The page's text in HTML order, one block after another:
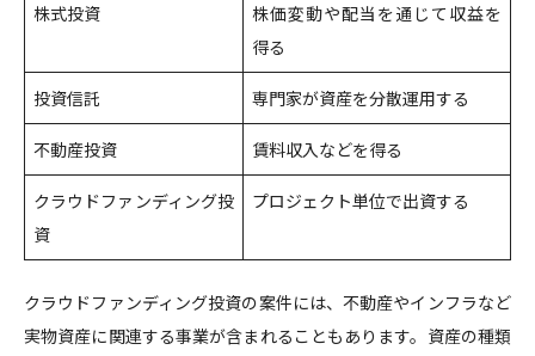
株式投資
株価変動や配当を通じて収益を
得る
投資信託 専門家が資産を分散運用する
不動産投資 賃料収入などを得る
クラウドファンディング投
資
プロジェクト単位で出資する
クラウドファンディング投資の案件には、不動産やインフラなど
実物資産に関連する事業が含まれることもあります。資産の種類